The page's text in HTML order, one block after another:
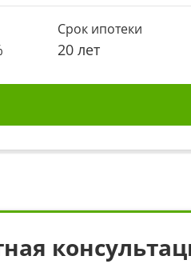
Срок ипотеки
20 лет